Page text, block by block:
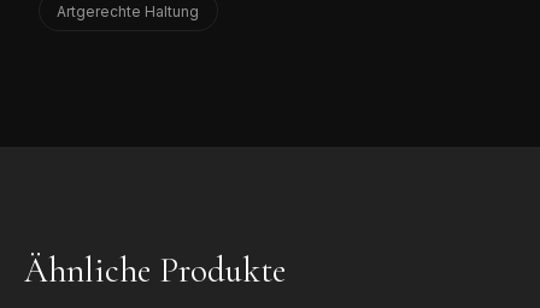
Artgerechte Haltung
Ähnliche Produkte